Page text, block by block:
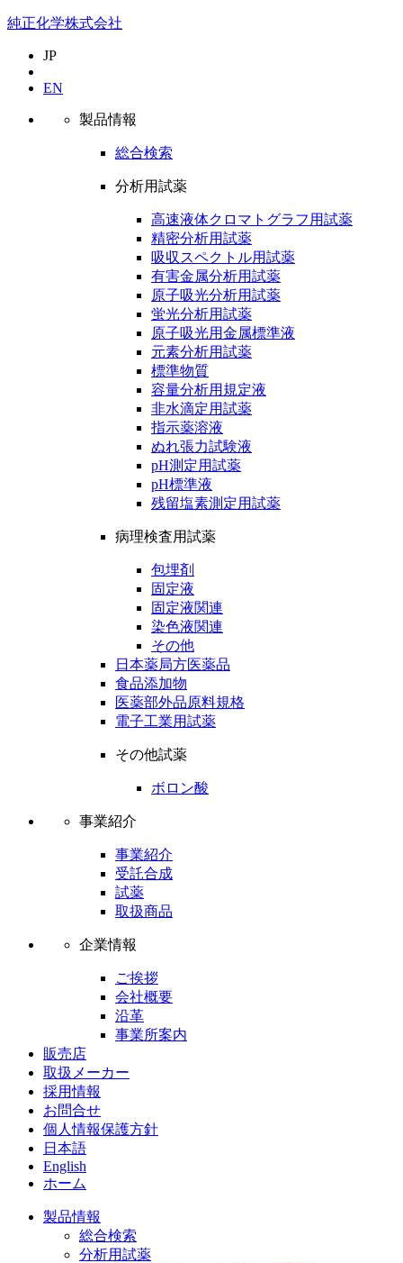
純正化学株式会社
JP
EN
製品情報
総合検索
分析用試薬
高速液体クロマトグラフ用試薬
精密分析用試薬
吸収スペクトル用試薬
有害金属分析用試薬
原子吸光分析用試薬
蛍光分析用試薬
原子吸光用金属標準液
元素分析用試薬
標準物質
容量分析用規定液
非水滴定用試薬
指示薬溶液
ぬれ張力試験液
pH測定用試薬
pH標準液
残留塩素測定用試薬
病理検査用試薬
包埋剤
固定液
固定液関連
染色液関連
その他
日本薬局方医薬品
食品添加物
医薬部外品原料規格
電子工業用試薬
その他試薬
ボロン酸
事業紹介
事業紹介
受託合成
試薬
取扱商品
企業情報
ご挨拶
会社概要
沿革
事業所案内
販売店
取扱メーカー
採用情報
お問合せ
個人情報保護方針
日本語
English
ホーム
製品情報
総合検索
分析用試薬